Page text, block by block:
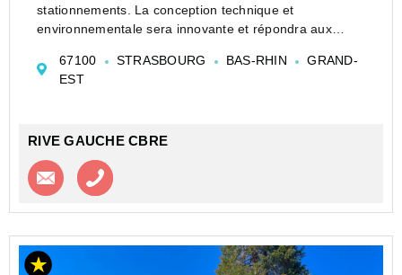
stationnements. La conception technique et
environnementale sera innovante et répondra aux
2020, Bâtiment Biosourcé, BREEAM Excellent et
Biodivercity. Ainsi les...
67100 STRASBOURG BAS-RHIN
GRAND-
EST
RIVE GAUCHE CBRE
Contacter l'agence